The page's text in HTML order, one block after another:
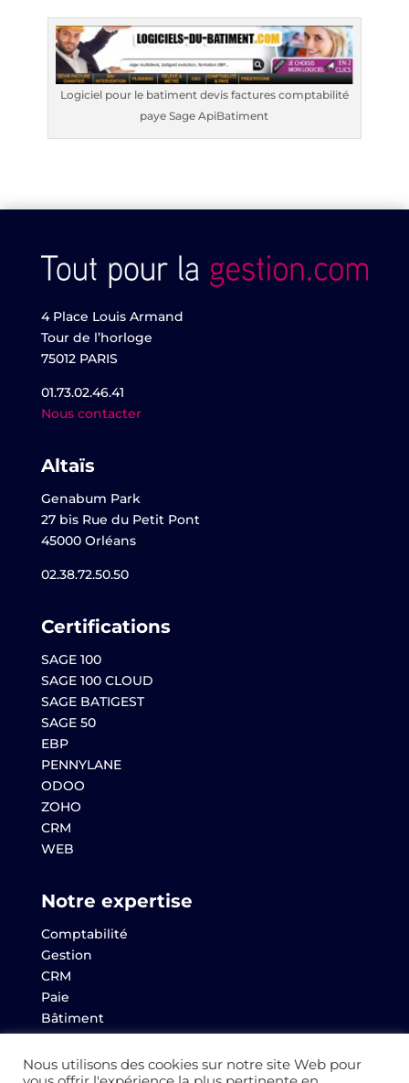
Logiciel pour le batiment devis factures comptabilité
paye Sage ApiBatiment
4 Place Louis Armand
Tour de l’horloge
75012 PARIS
01.73.02.46.41
Nous contacter
Altaïs
Genabum Park
27 bis Rue du Petit Pont
45000 Orléans
02.38.72.50.50
Certifications
SAGE 100
SAGE 100 CLOUD
SAGE BATIGEST
SAGE 50
EBP
PENNYLANE
ODOO
ZOHO
CRM
WEB
Notre expertise
Comptabilité
Gestion
CRM
Paie
Bâtiment
Websem
Archives
Nous utilisons des cookies sur notre site Web pour